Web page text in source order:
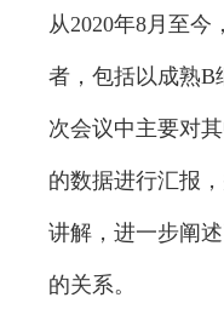
从2020年8月至今
者，包括以成熟B
次会议中主要对
的数据进行汇报
讲解，进一步阐
的关系。